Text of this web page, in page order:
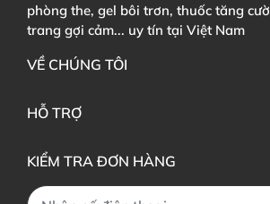
phòng the, gel bôi trơn, thuốc tăng
trang gợi cảm... uy tín tại Việt Nam
VỀ CHÚNG TÔI
HỖ TRỢ
KIỂM TRA ĐƠN HÀNG